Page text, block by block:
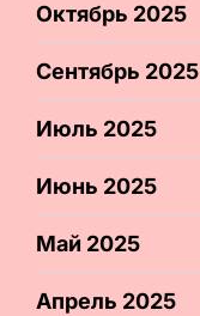
Октябрь 2025
Сентябрь 2025
Июль 2025
Июнь 2025
Май 2025
Апрель 2025